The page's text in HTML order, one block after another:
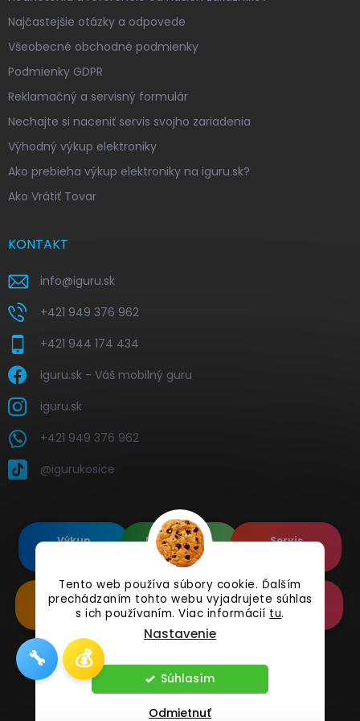
Tento web používa súbory cookie. Ďalším
prechádzaním tohto webu vyjadrujete súhlas
s ich používaním. Viac informácií tu.
Nastavenie
Odmietnuť
Súhlasím
Najčastejšie otázky a odpovede
Všeobecné obchodné podmienky
Podmienky GDPR
Reklamačný a servisný formulár
Nechajte si naceniť servis svojho zariadenia
Výhodný výkup elektroniky
Ako prebieha výkup elektroniky na iguru.sk?
Ako Vrátiť Tovar
KONTAKT
info@iguru.sk
+421 949 376 962
+421 944 174 434
iguru.sk - Váš mobilný guru
iguru.sk
+421 949 376 962
@igurukosice
Výkup
Renovované
Apple's
Servis
Renovované
Samsung's
Doplnkové
Príslušenstvo
Online
Reklamácia
Vytvoril Shoptet
Copyright 2026 iguru.sk. Všetky práva vyhradené.
🔧 💰